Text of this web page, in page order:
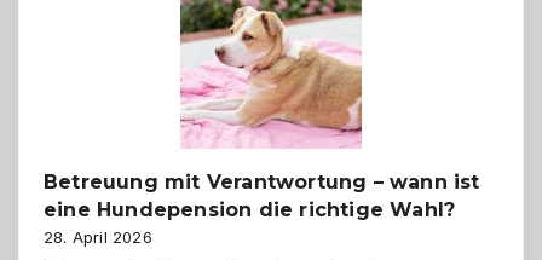
Betreuung mit Verantwortung – wann ist
eine Hundepension die richtige Wahl?
28. April 2026